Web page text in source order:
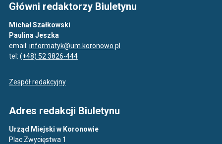
Główni redaktorzy Biuletynu
Michał Szałkowski
Paulina Jeszka
email: informatyk@um.koronowo.pl
tel: (+48) 52 3826-444
Zespół redakcyjny
Adres redakcji Biuletynu
Urząd Miejski w Koronowie
Plac Zwycięstwa 1